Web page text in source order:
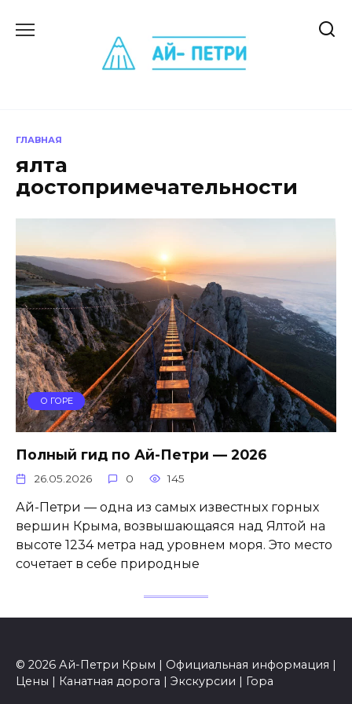
ГЛАВНАЯ
ялта
достопримечательности
О ГОРЕ
Полный гид по Ай-Петри — 2026
26.05.2026 0 145
Ай-Петри — одна из самых известных горных
вершин Крыма, возвышающаяся над Ялтой на
высоте 1234 метра над уровнем моря. Это место
сочетает в себе природные
© 2026 Ай-Петри Крым | Официальная информация |
Цены | Канатная дорога | Экскурсии | Гора